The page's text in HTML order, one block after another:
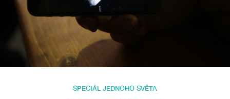
SPECIÁL JEDNOHO SVĚTA